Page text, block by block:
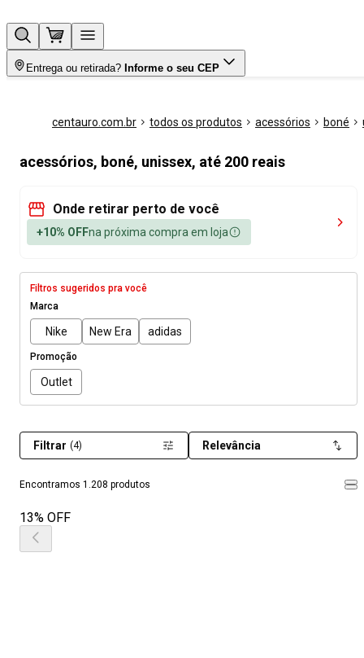
Entrega ou retirada? Informe o seu CEP
centauro.com.br todos os produtos acessórios boné
acessórios, boné, unissex, até 200 reais
Onde retirar perto de você
+10% OFFna próxima compra em loja
Filtros sugeridos pra você
Marca
Nike New Era adidas
Promoção
Outlet
Encontramos 1.208 produtos
Filtrar (4) Relevância
13% OFF